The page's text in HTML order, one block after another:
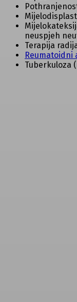
neuspjeh
Terapija
Reumatoidni
Tuberkuloza